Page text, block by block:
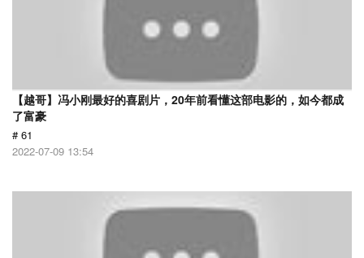
【越哥】冯小刚最好的喜剧片，20年前看懂这部电影的，如今都成
了富豪
# 61
2022-07-09 13:54